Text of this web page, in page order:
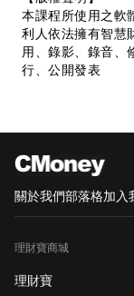
本課程所使用之軟
利人依法擁有智慧
用、錄影、錄音、
行、公開發表
關於我們部落格加入
理財寶商城
理財寶